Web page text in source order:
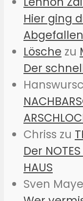
Hier ging
Lösche zu
Der
Chriss zu
Der
HAUS
Sven